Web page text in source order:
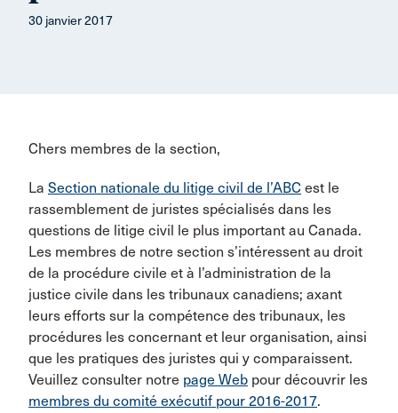
30 janvier 2017
Chers membres de la section,
La Section nationale du litige civil de l’ABC est le
rassemblement de juristes spécialisés dans les
questions de litige civil le plus important au Canada.
Les membres de notre section s’intéressent au droit
de la procédure civile et à l’administration de la
justice civile dans les tribunaux canadiens; axant
leurs efforts sur la compétence des tribunaux, les
procédures les concernant et leur organisation, ainsi
que les pratiques des juristes qui y comparaissent.
Veuillez consulter notre page Web pour découvrir les
membres du comité exécutif pour 2016-2017.